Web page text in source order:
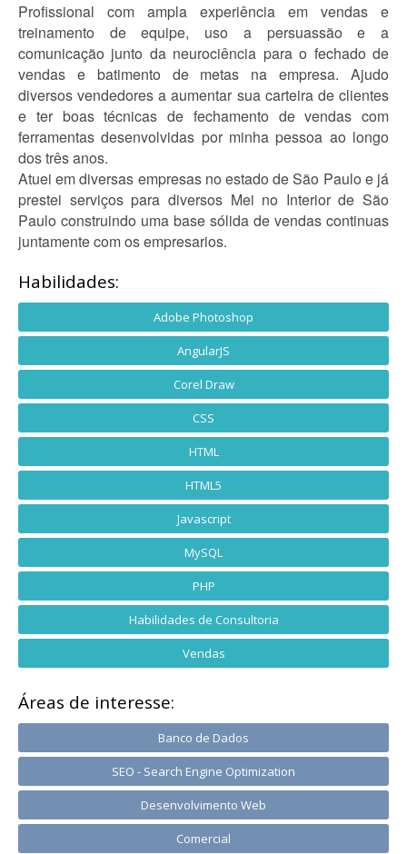
Profissional com ampla experiência em vendas e
treinamento de equipe, uso a persuassão e a
comunicação junto da neurociência para o fechado de
vendas e batimento de metas na empresa. Ajudo
diversos vendedores a aumentar sua carteira de clientes
e ter boas técnicas de fechamento de vendas com
ferramentas desenvolvidas por minha pessoa ao longo
dos três anos.
Atuei em diversas empresas no estado de São Paulo e já
prestei serviços para diversos Mei no Interior de São
Paulo construindo uma base sólida de vendas continuas
juntamente com os empresarios.
Habilidades:
Adobe Photoshop
AngularJS
Corel Draw
CSS
HTML
HTML5
Javascript
MySQL
PHP
Habilidades de Consultoria
Vendas
Áreas de interesse:
Banco de Dados
SEO - Search Engine Optimization
Desenvolvimento Web
Comercial